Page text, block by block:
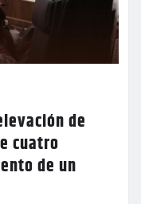
de
cuatro
de un